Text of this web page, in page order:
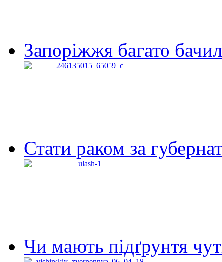
Запоріжжя багато
Стати раком за
Чи мають підґрунтя